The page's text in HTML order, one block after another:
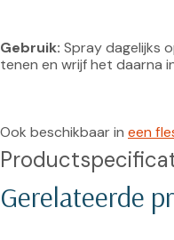
Gebruik: Spray dagelijks
tenen en wrijf het daarna
Ook beschikbaar in een
Gerelateerde